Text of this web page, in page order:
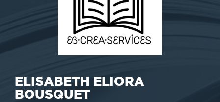
ELISABETH ELIORA
BOUSQUET